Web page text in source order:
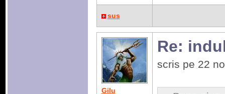
sus
Gilu
Re:
scris pe 22